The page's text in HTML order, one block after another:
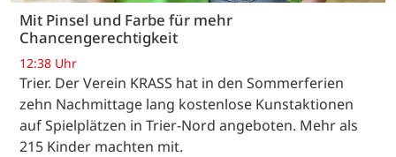
Mit Pinsel und Farbe für mehr
Chancengerechtigkeit
12:38 Uhr
Trier. Der Verein KRASS hat in den Sommerferien
zehn Nachmittage lang kostenlose Kunstaktionen
auf Spielplätzen in Trier-Nord angeboten. Mehr als
215 Kinder machten mit.